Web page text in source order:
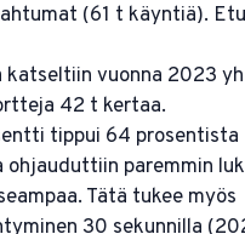
(61 t käyntiä).
vuonna 2023
42 t kertaa.
tippui 64
paremmin
Tätä tukee myös
30 sekunnilla